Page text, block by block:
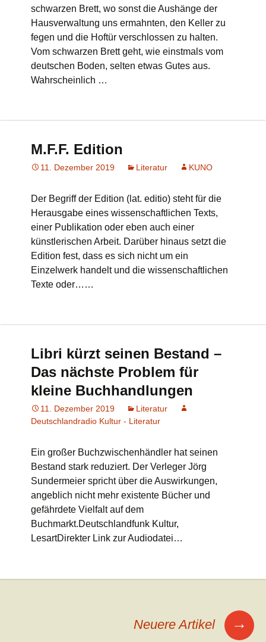
schwarzen Brett, wo sonst die Aushänge der
Hausverwaltung uns ermahnten, den Keller zu
fegen und die Hoftür verschlossen zu halten.
Vom schwarzen Brett geht, wie einstmals vom
deutschen Boden, selten etwas Gutes aus.
Wahrscheinlich …
M.F.F. Edition
11. Dezember 2019 Literatur KUNO
Der Begriff der Edition (lat. editio) steht für die
Herausgabe eines wissenschaftlichen Texts,
einer Publikation oder eben auch einer
künstlerischen Arbeit. Darüber hinaus setzt die
Edition fest, dass es sich nicht um ein
Einzelwerk handelt und die wissenschaftlichen
Texte oder……
Libri kürzt seinen Bestand –
Das nächste Problem für
kleine Buchhandlungen
11. Dezember 2019
Literatur
Deutschlandradio Kultur - Literatur
Ein großer Buchzwischenhändler hat seinen
Bestand stark reduziert. Der Verleger Jörg
Sundermeier spricht über die Auswirkungen,
angeblich nicht mehr existente Bücher und
gefährdete Vielfalt auf dem
Buchmarkt.Deutschlandfunk Kultur,
LesartDirekter Link zur Audiodatei…
Neuere Artikel →